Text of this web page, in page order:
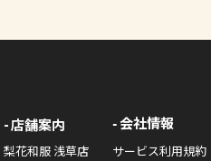
店舗案内
梨花和服 浅草店
会社情報
サービス利用規約